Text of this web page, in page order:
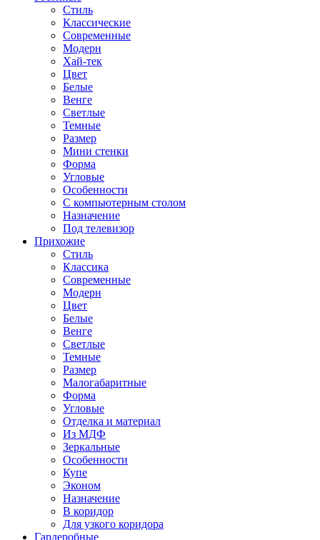
Стиль
Классические
Современные
Модерн
Хай-тек
Цвет
Белые
Венге
Светлые
Темные
Размер
Мини стенки
Форма
Угловые
Особенности
С компьютерным столом
Назначение
Под телевизор
Прихожие
Стиль
Классика
Современные
Модерн
Цвет
Белые
Венге
Светлые
Темные
Размер
Малогабаритные
Форма
Угловые
Отделка и материал
Из МДФ
Зеркальные
Особенности
Купе
Эконом
Назначение
В коридор
Для узкого коридора
Гардеробные